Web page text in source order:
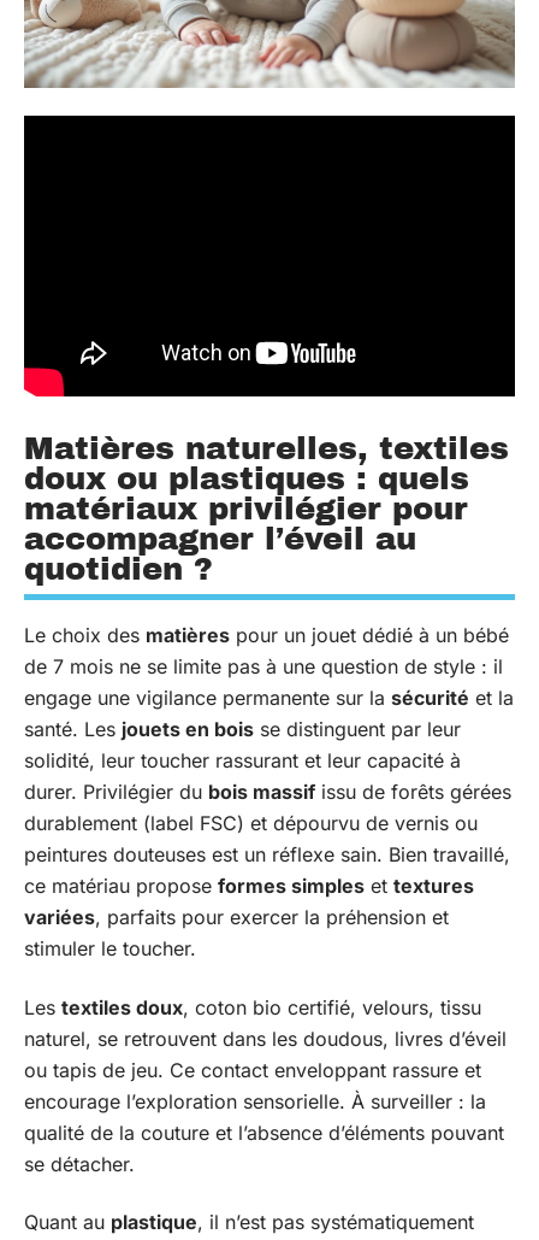
Matières naturelles, textiles
doux ou plastiques : quels
matériaux privilégier pour
accompagner l’éveil au
quotidien ?
Le choix des matières pour un jouet dédié à un bébé
de 7 mois ne se limite pas à une question de style : il
engage une vigilance permanente sur la sécurité et la
santé. Les jouets en bois se distinguent par leur
solidité, leur toucher rassurant et leur capacité à
durer. Privilégier du bois massif issu de forêts gérées
durablement (label FSC) et dépourvu de vernis ou
peintures douteuses est un réflexe sain. Bien travaillé,
ce matériau propose formes simples et textures
variées, parfaits pour exercer la préhension et
stimuler le toucher.
Les textiles doux, coton bio certifié, velours, tissu
naturel, se retrouvent dans les doudous, livres d’éveil
ou tapis de jeu. Ce contact enveloppant rassure et
encourage l’exploration sensorielle. À surveiller : la
qualité de la couture et l’absence d’éléments pouvant
se détacher.
Quant au plastique, il n’est pas systématiquement